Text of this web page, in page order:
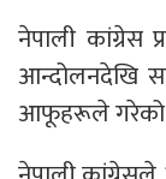
नेपाली कांग्रेस
आन्दोलनदेखि
आफूहरूले गरेको